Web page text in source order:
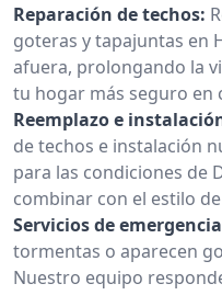
Reparación de techos:
goteras y tapajuntas en
afuera, prolongando la
tu hogar más seguro en
Reemplazo e
de techos e instalación
para las condiciones de
combinar con el estilo
Servicios de
tormentas o aparecen
Nuestro equipo